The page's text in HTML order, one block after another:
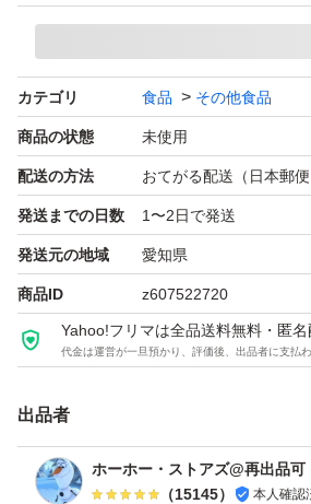
ます。
※出品物の複数まとめ買いや他出品
は、お気軽にお問い合わせください。
※ご購入前に、商品、発送方法等の
げます。
※此方より発送した際の証明の為、
記す場合がございます。
※フリマサイト内規約遵守を心掛け
カテゴリ 食品 その他食品
商品の状態 未使用
配送の方法 おてがる配送（日本郵便
発送までの日数 1〜2日で発送
発送元の地域 愛知県
商品ID z607522720
Yahoo!フリマは全品送料無料・匿名
代金は運営が一旦預かり、評価後、出品者に支払
出品者
ホーホー・ストアズ@再出品可
（15145） 本人確認